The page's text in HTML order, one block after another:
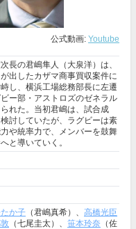
公式動画: Youtube
長の君嶋隼人（大泉洋）は、
出したカザマ商事買収案件に
し、横浜工場総務部長に左遷
ー部・アストロズのゼネラル
れた。当初君嶋は、試合成
討していたが、ラグビーは素
や統率力で、メンバーを鼓舞
と導いていく。
か子 （君嶋真希）、 高橋光臣
（七尾圭太）、 笹本玲奈 （佐